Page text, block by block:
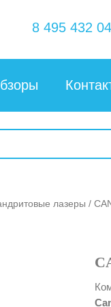
8 495 432
лазеры /